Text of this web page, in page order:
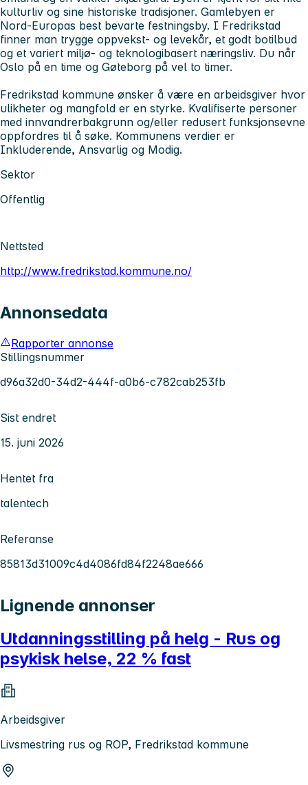
kulturliv og sine historiske tradisjoner. Gamlebyen er
Nord-Europas best bevarte festningsby. I Fredrikstad
finner man trygge oppvekst- og levekår, et godt botilbud
og et variert miljø- og teknologibasert næringsliv. Du når
Oslo på en time og Gøteborg på vel to timer.
Fredrikstad kommune ønsker å være en arbeidsgiver hvor
ulikheter og mangfold er en styrke. Kvalifiserte personer
med innvandrerbakgrunn og/eller redusert funksjonsevne
oppfordres til å søke. Kommunens verdier er
Inkluderende, Ansvarlig og Modig.
Sektor
Offentlig
Nettsted
http://www.fredrikstad.kommune.no/
Annonsedata
Rapporter annonse
Stillingsnummer
d96a32d0-34d2-444f-a0b6-c782cab253fb
Sist endret
15. juni 2026
Hentet fra
talentech
Referanse
85813d31009c4d4086fd84f2248ae666
Lignende annonser
Utdanningsstilling på helg - Rus og
psykisk helse, 22 % fast
Arbeidsgiver
Livsmestring rus og ROP, Fredrikstad kommune